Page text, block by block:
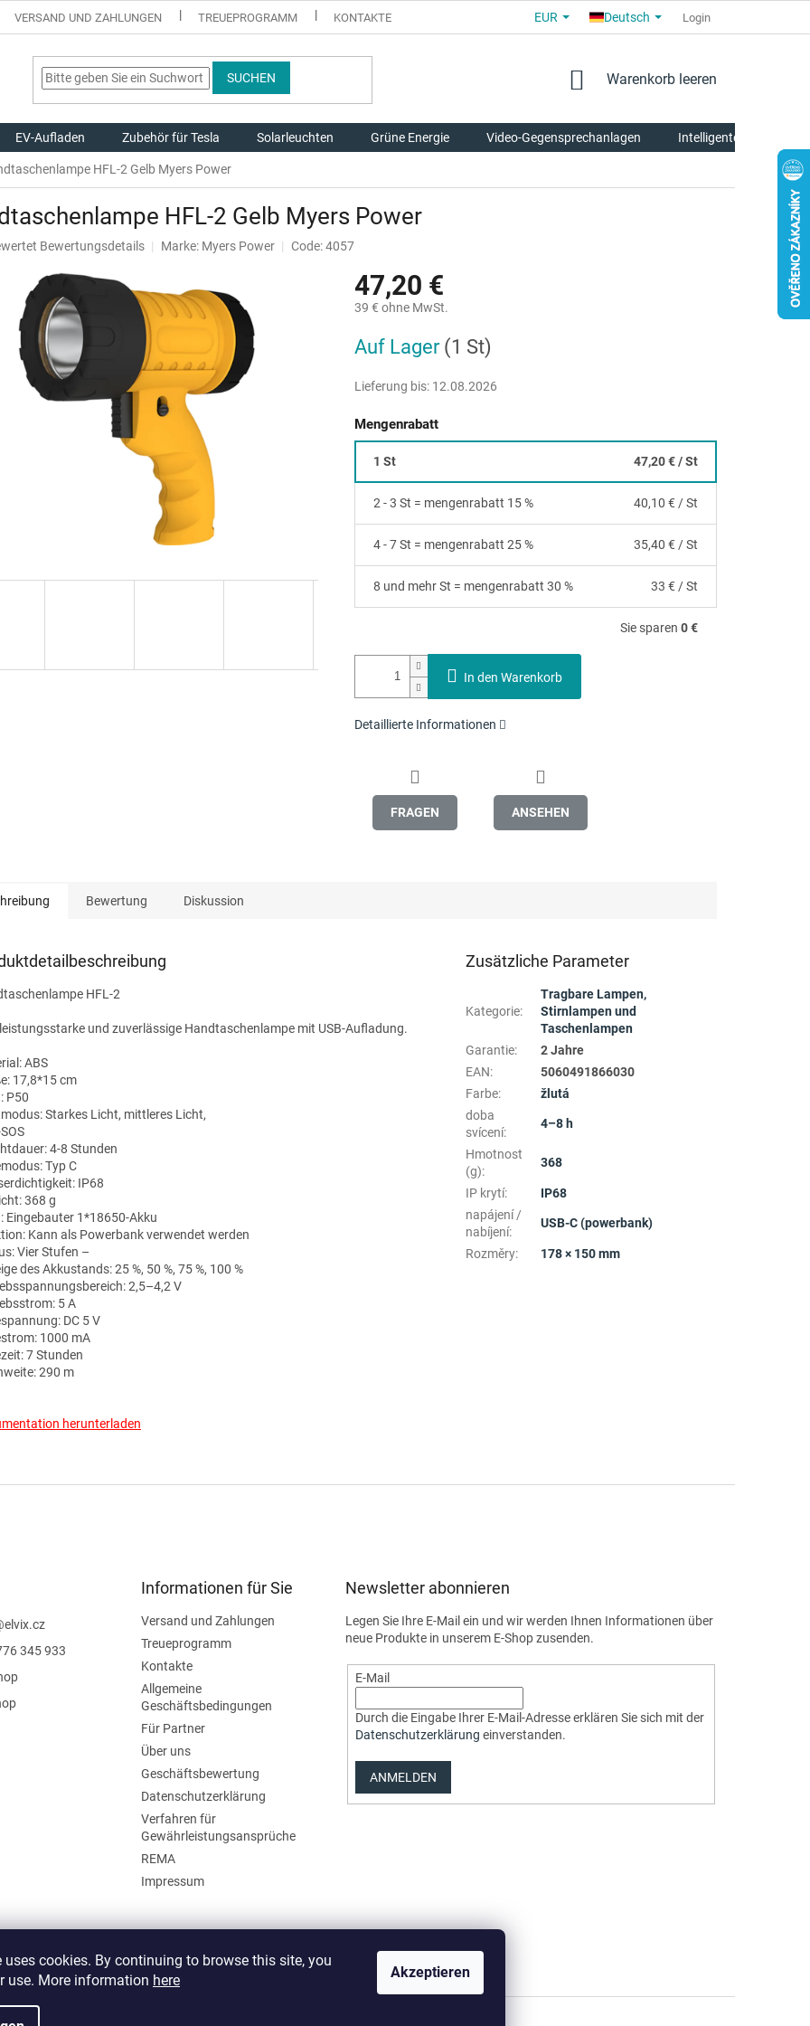
uses cookies. By continuing to browse this site, you
use. More information here Akzeptieren
VERSAND UND ZAHLUNGEN TREUEPROGRAMM KONTAKTE ALLGEMEINE GESCHÄFTSBEDINGUNGEN FÜR PARTNER
EUR Deutsch Login
SUCHEN WARENKORB
Warenkorb leeren
EV-Aufladen Zubehör für Tesla Solarleuchten Grüne Energie Video-Gegensprechanlagen Intelligente Tierpflege
HFL-2 Gelb Myers Power
HFL-2 Gelb Myers Power
Bewertungsdetails Marke: Myers Power Code: 4057
47,20 €
39 € ohne MwSt.
Auf Lager (1 St)
Lieferung bis: 12.08.2026
Mengenrabatt
1 St 47,20 €/ St
2 - 3 St = mengenrabatt 15 % 40,10 € / St
4 - 7 St = mengenrabatt 25 % 35,40 € / St
8 und mehr St = mengenrabatt 30 % 33 € / St
Sie sparen 0 €
In den Warenkorb
Detaillierte Informationen
FRAGEN ANSEHEN
Bewertung Diskussion
HFL-2
und zuverlässige Handtaschenlampe mit USB-Aufladung.
ABS
17,8*15 cm
P50
Starkes Licht, mittleres Licht,
4-8 Stunden
Typ C
IP68
368 g
Eingebauter 1*18650-Akku
Kann als Powerbank verwendet werden
Vier Stufen –
des Akkustands: 25 %, 50 %, 75 %, 100 %
2,5–4,2 V
5 A
DC 5 V
1000 mA
7 Stunden
290 m
herunterladen
Zusätzliche Parameter
Kategorie:
Tragbare Lampen,
Stirnlampen und
Taschenlampen
Garantie:
2 Jahre
EAN:
5060491866030
Farbe:
žlutá
doba
svícení:
4–8 h
Hmotnost
(g):
368
IP krytí:
IP68
napájení /
nabíjení:
USB-C (powerbank)
Rozměry: 178 × 150 mm
elvix.cz
345 933
Informationen für Sie
Versand und Zahlungen
Treueprogramm
Kontakte
Allgemeine
Geschäftsbedingungen
Für Partner
Über uns
Geschäftsbewertung
Datenschutzerklärung
Verfahren für
Gewährleistungsansprüche
REMA
Impressum
Newsletter abonnieren
Legen Sie Ihre E-Mail ein und wir werden Ihnen Informationen über
neue Produkte in unserem E-Shop zusenden.
E-Mail
Durch die Eingabe Ihrer E-Mail-Adresse erklären Sie sich mit der
Datenschutzerklärung einverstanden.
ANMELDEN